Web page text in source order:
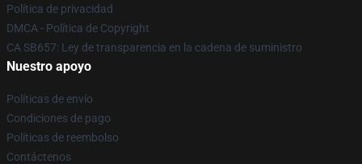
Política de privacidad
DMCA - Política de Copyright
CA SB657: Ley de transparencia en la cadena de suministro
Nuestro apoyo
Políticas de envío
Condiciones de pago
Políticas de reembolso
Contáctenos